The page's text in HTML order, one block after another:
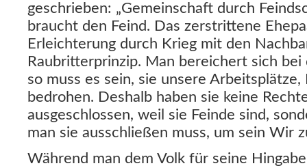
geschrieben: „Gemeinschaft durch
braucht den Feind. Das zerstrittene
Erleichterung durch Krieg mit den
Raubritterprinzip. Man bereichert sich bei
so muss es sein, sie unsere Arbeitsplätze,
bedrohen. Deshalb haben sie keine
ausgeschlossen, weil sie Feinde sind,
man sie ausschließen muss, um sein Wir
Während man dem Volk für seine